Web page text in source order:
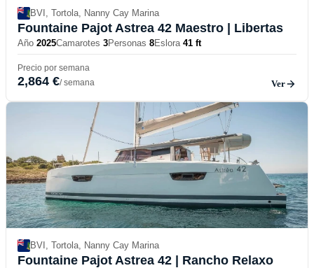
BVI, Tortola, Nanny Cay Marina
Fountaine Pajot Astrea 42 Maestro | Libertas
Año 2025Camarotes 3Personas 8Eslora 41 ft
Precio por semana
2,864 €/ semana Ver
BVI, Tortola, Nanny Cay Marina
Fountaine Pajot Astrea 42 | Rancho Relaxo